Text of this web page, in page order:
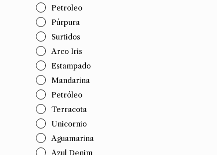
Petroleo
Púrpura
Surtidos
Arco Iris
Estampado
Mandarina
Petróleo
Terracota
Unicornio
Aguamarina
Azul Denim